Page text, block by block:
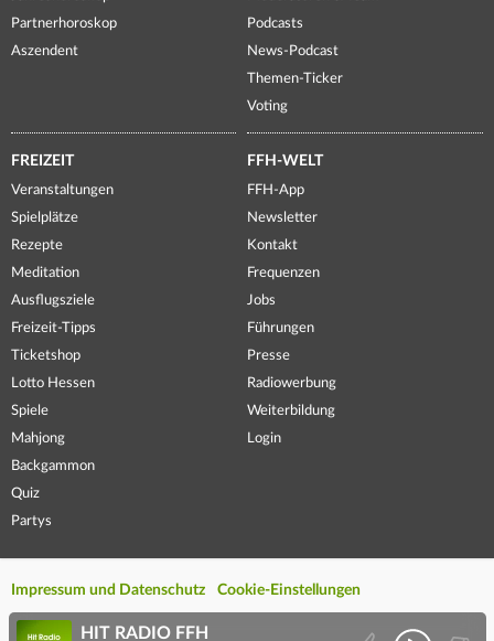
Partnerhoroskop
Aszendent
Podcasts
News-Podcast
Themen-Ticker
Voting
FREIZEIT
Veranstaltungen
Spielplätze
Rezepte
Meditation
Ausflugsziele
Freizeit-Tipps
Ticketshop
Lotto Hessen
Spiele
Mahjong
Backgammon
Quiz
Partys
FFH-WELT
FFH-App
Newsletter
Kontakt
Frequenzen
Jobs
Führungen
Presse
Radiowerbung
Weiterbildung
Login
Impressum und Datenschutz Cookie-Einstellungen
HIT RADIO FFH